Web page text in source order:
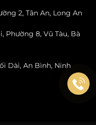
2, Tân An, Long An
Phường 8, Vũ Tàu, Bà
Dài, An Bình, Ninh